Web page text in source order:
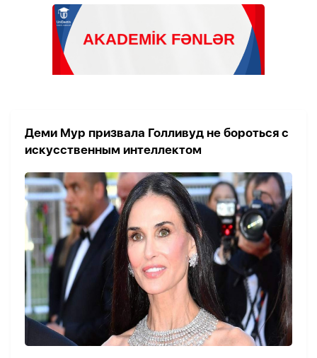
Деми Мур призвала Голливуд не бороться с
искусственным интеллектом